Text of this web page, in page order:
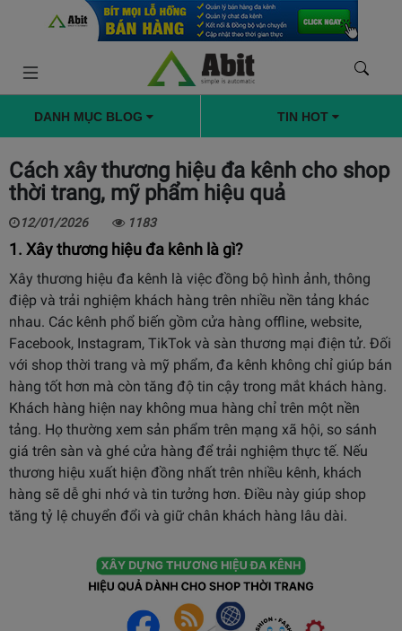
DANH MỤC BLOG TIN HOT
Cách xây thương hiệu đa kênh cho shop
thời trang, mỹ phẩm hiệu quả
12/01/2026 1183
1. Xây thương hiệu đa kênh là gì?
Xây thương hiệu đa kênh là việc đồng bộ hình ảnh, thông
điệp và trải nghiệm khách hàng trên nhiều nền tảng khác
nhau. Các kênh phổ biến gồm cửa hàng offline, website,
Facebook, Instagram, TikTok và sàn thương mại điện tử. Đối
với shop thời trang và mỹ phẩm, đa kênh không chỉ giúp bán
hàng tốt hơn mà còn tăng độ tin cậy trong mắt khách hàng.
Khách hàng hiện nay không mua hàng chỉ trên một nền
tảng. Họ thường xem sản phẩm trên mạng xã hội, so sánh
giá trên sàn và ghé cửa hàng để trải nghiệm thực tế. Nếu
thương hiệu xuất hiện đồng nhất trên nhiều kênh, khách
hàng sẽ dễ ghi nhớ và tin tưởng hơn. Điều này giúp shop
tăng tỷ lệ chuyển đổi và giữ chân khách hàng lâu dài.